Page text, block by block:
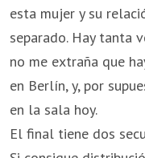
esta mujer y su
separado. Hay tanta
no me extraña que
en Berlín, y, por
en la sala hoy.
El final tiene dos